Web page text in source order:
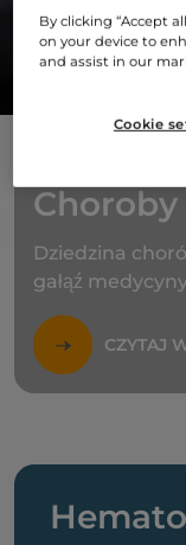
O SOBI
Dziedzina
gałąź medycyny
CZYTAJ
By clicking “Accept
on your device to
and assist in our
Cookie